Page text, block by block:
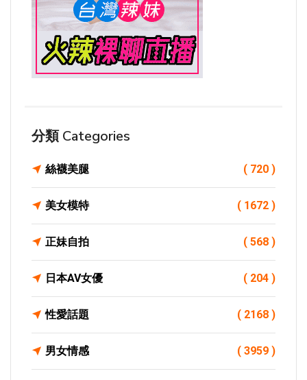
分類 Categories
絲襪美腿 ( 720 )
美女模特 ( 1672 )
正妹自拍 ( 568 )
日本AV女優 ( 204 )
性愛話題 ( 2168 )
男女情感 ( 3959 )